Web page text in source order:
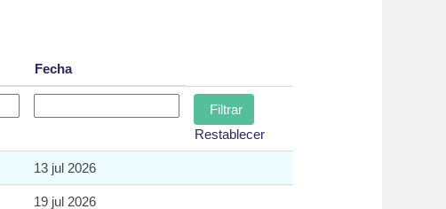
Fecha
Restablecer
13 jul 2026
19 jul 2026